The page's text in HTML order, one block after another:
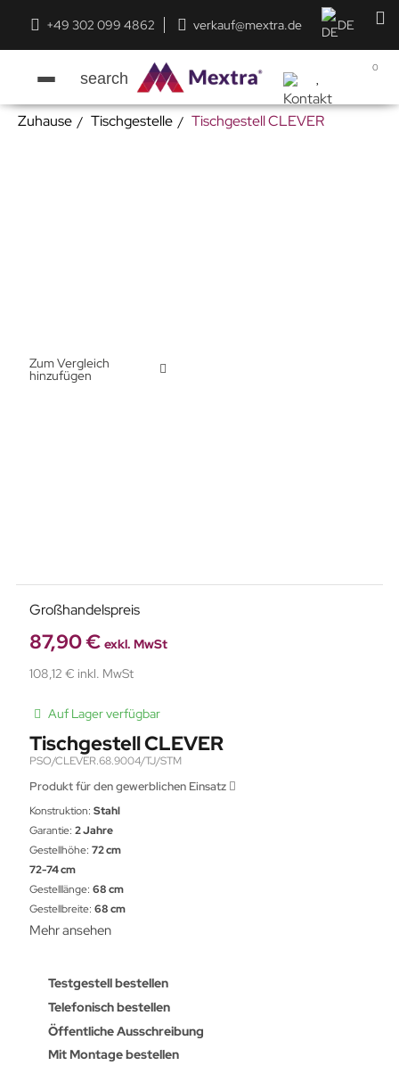
+49 302 099 4862 verkauf@mextra.de DE
search
0
Zuhause Tischgestelle Tischgestell CLEVER
Zum Vergleich
hinzufügen
Großhandelspreis
87,90 € exkl. MwSt
108,12 € inkl. MwSt
Auf Lager verfügbar
Tischgestell CLEVER
PSO/CLEVER.68.9004/TJ/STM
Produkt für den gewerblichen Einsatz
Konstruktion: Stahl
Garantie: 2 Jahre
Gestellhöhe: 72 cm
72-74 cm
Gestelllänge: 68 cm
Gestellbreite: 68 cm
Mehr ansehen
Testgestell bestellen
Telefonisch bestellen
Öffentliche Ausschreibung
Mit Montage bestellen